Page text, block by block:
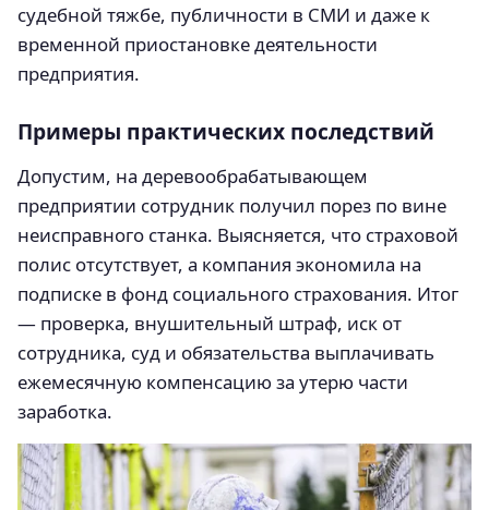
судебной тяжбе, публичности в СМИ и даже к
временной приостановке деятельности
предприятия.
Примеры практических последствий
Допустим, на деревообрабатывающем
предприятии сотрудник получил порез по вине
неисправного станка. Выясняется, что страховой
полис отсутствует, а компания экономила на
подписке в фонд социального страхования. Итог
— проверка, внушительный штраф, иск от
сотрудника, суд и обязательства выплачивать
ежемесячную компенсацию за утерю части
заработка.